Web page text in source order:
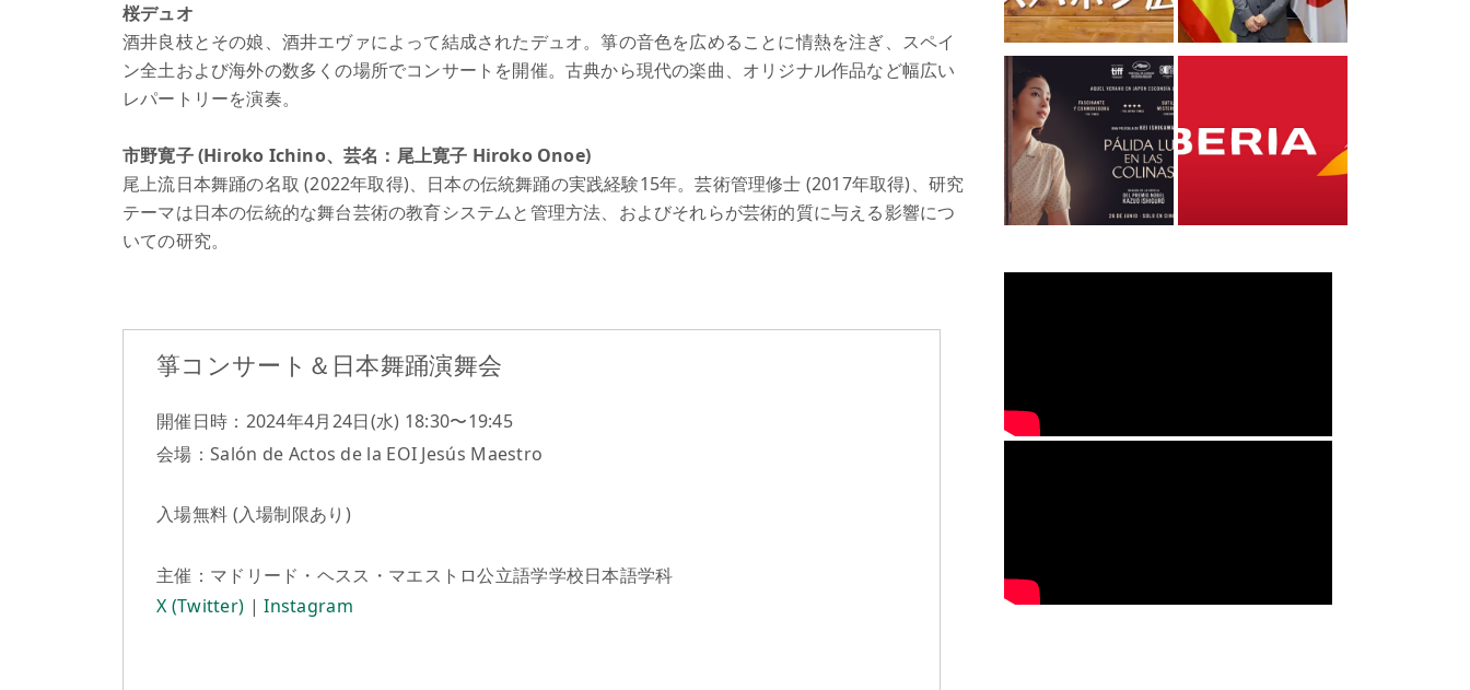
桜デュオ
酒井良枝とその娘、酒井エヴァによって結成されたデュオ。箏の音色を広めることに情熱を注ぎ、スペイ
ン全土および海外の数多くの場所でコンサートを開催。古典から現代の楽曲、オリジナル作品など幅広い
レパートリーを演奏。
市野寛子 (Hiroko Ichino、芸名：尾上寛子 Hiroko Onoe)
尾上流日本舞踊の名取 (2022年取得)、日本の伝統舞踊の実践経験15年。芸術管理修士 (2017年取得)、研究
テーマは日本の伝統的な舞台芸術の教育システムと管理方法、およびそれらが芸術的質に与える影響につ
いての研究。
箏コンサート＆日本舞踊演舞会
開催日時：2024年4月24日(水) 18:30〜19:45
会場：Salón de Actos de la EOI Jesús Maestro
入場無料 (入場制限あり)
主催：マドリード・ヘスス・マエストロ公立語学学校日本語学科
X (Twitter) |Instagram